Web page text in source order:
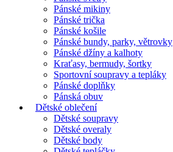
Pánské mikiny
Pánské trička
Pánské košile
Pánské bundy, parky, větrovky
Pánské džíny a kalhoty
Kraťasy, bermudy, šortky
Sportovní soupravy a tepláky
Pánské doplňky
Pánská obuv
Dětské oblečení
Dětské soupravy
Dětské overaly
Dětské body